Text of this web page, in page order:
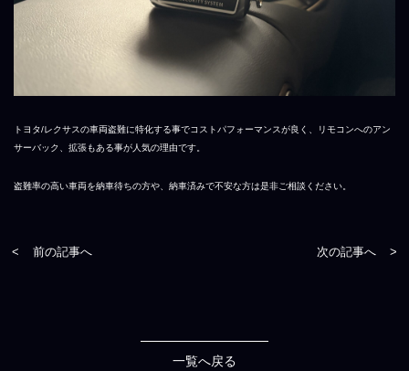
トヨタ/レクサスの車両盗難に特化する事でコストパフォーマンスが良く、リモコンへのアン
サーバック、拡張もある事が人気の理由です。
盗難率の高い車両を納車待ちの方や、納車済みで不安な方は是非ご相談ください。
< 前の記事へ 次の記事へ >
一覧へ戻る